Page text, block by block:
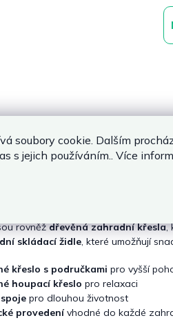
soubory cookie. Dalším
s jejich používáním.. Více
vzhled☀️Vhodné na
dřeva🧼Možnost
dřevěných variant
rovněždřevěná zahradní křesla,
skládací židle, které umožňují
křeslo s područkami pro vyšší
houpací křeslo pro relaxaci
pro dlouhou životnost
provedenívhodné do každé